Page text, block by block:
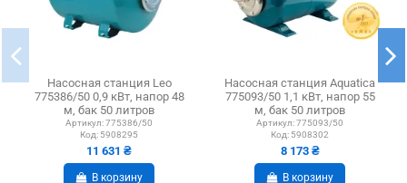
Насосная станция Leo
775386/50 0,9 кВт, напор 48
м, бак 50 литров
Артикул:775386/50
Код: 5908295
11 631 ₴
В корзину
Насосная станция Aquatica
775093/50 1,1 кВт, напор 55
м, бак 50 литров
Артикул:775093/50
Код: 5908302
8 173 ₴
В корзину